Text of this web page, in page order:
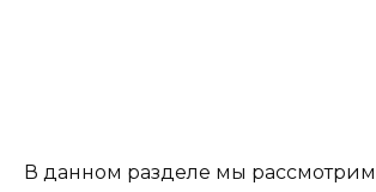
В данном разделе мы